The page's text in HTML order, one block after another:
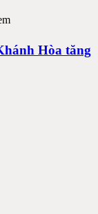
Hòa tăng